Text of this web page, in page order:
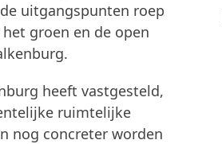
uitgangspunten roep
groen en de open
heeft vastgesteld,
ruimtelijke
nog concreter worden